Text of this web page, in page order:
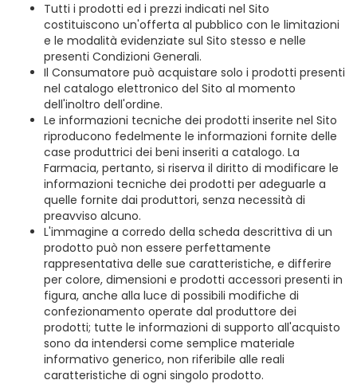
Tutti i prodotti ed i prezzi indicati nel Sito
costituiscono un'offerta al pubblico con le limitazioni
e le modalità evidenziate sul Sito stesso e nelle
presenti Condizioni Generali.
Il Consumatore può acquistare solo i prodotti presenti
nel catalogo elettronico del Sito al momento
dell'inoltro dell'ordine.
Le informazioni tecniche dei prodotti inserite nel Sito
riproducono fedelmente le informazioni fornite delle
case produttrici dei beni inseriti a catalogo. La
Farmacia, pertanto, si riserva il diritto di modificare le
informazioni tecniche dei prodotti per adeguarle a
quelle fornite dai produttori, senza necessità di
preavviso alcuno.
L'immagine a corredo della scheda descrittiva di un
prodotto può non essere perfettamente
rappresentativa delle sue caratteristiche, e differire
per colore, dimensioni e prodotti accessori presenti in
figura, anche alla luce di possibili modifiche di
confezionamento operate dal produttore dei
prodotti; tutte le informazioni di supporto all'acquisto
sono da intendersi come semplice materiale
informativo generico, non riferibile alle reali
caratteristiche di ogni singolo prodotto.